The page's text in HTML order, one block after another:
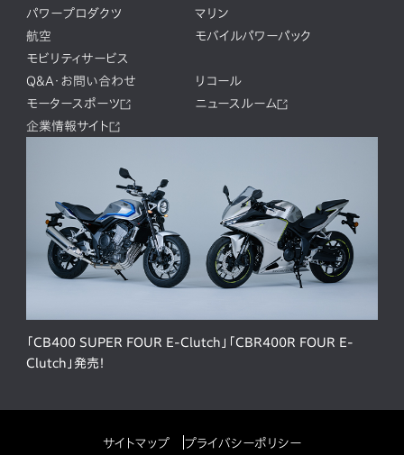
パワープロダクツ
マリン
航空
モバイルパワーパック
モビリティサービス
Q&A・お問い合わせ
リコール
モータースポーツ
ニュースルーム
企業情報サイト
「CB400 SUPER FOUR E-Clutch」「CBR400R FOUR E-
Clutch」発売！
サイトマップ プライバシーポリシー